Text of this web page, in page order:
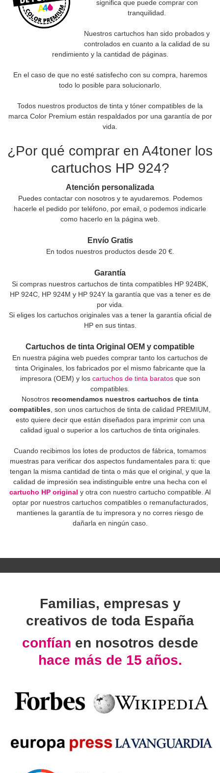
significa que puede comprar con
tranquilidad.
Nuestros cartuchos han sido probados y
controlados en cuanto a la calidad de su
rendimiento y la cantidad de páginas.
En el caso de que no esté satisfecho con su compra, haremos
todo lo posible para solucionarlo.
Todos nuestros productos de tinta y tóner compatibles de la
marca Color Premium están respaldados por una garantía de por
vida.
¿Por qué comprar en A4toner los
cartuchos HP 924?
Atención personalizada
Puedes contactar con nosotros y te ayudaremos. Podemos
hacerle el pedido por teléfono, por email, o podemos indicarle
como hacerlo en la página web.
Envío Gratis
En todos nuestros productos desde 20 €.
Garantía
Si compras nuestros cartuchos de tinta compatibles HP 924BK,
HP 924C, HP 924M y HP 924Y la garantía que vas a tener es de
por vida.
Si eliges los cartuchos originales vas a tener la garantía oficial de
HP en sus tintas.
Cartuchos de tinta Original OEM y compatible
En nuestra página web puedes comprar tanto los cartuchos de
tinta Originales, los fabricados por el mismo fabricante que la
impresora (OEM) y los cartuchos de tinta baratosque son
compatibles.
Nosotros recomendamos nuestros cartuchos de tinta
compatibles , son unos cartuchos de tinta de calidad PREMIUM,
esto quiere decir que están diseñados para imprimir con una
calidad igual o superior a los cartuchos de tinta originales.
Cuando recibimos los lotes de productos de fábrica, tomamos
muestras para verificar dos aspectos fundamentales para ti: que
tengan la misma cantidad de tinta o más que el original, y que la
calidad de impresión sea indistinguible entre una hecha con el
cartucho HP original y otra con nuestro cartucho compatible. Al
optar por nuestros cartuchos compatibles o remanufacturados,
mantienes la garantía de tu impresora y no corres riesgo de
dañarla en ningún caso.
Familias, empresas y
creativos de toda España
confían en nosotros desde
hace más de 15 años.